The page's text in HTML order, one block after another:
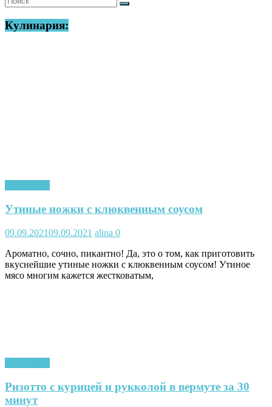
Кулинария:
Утиные ножки с клюквенным соусом
09.09.202109.09.2021 alina 0
Ароматно, сочно, пикантно! Да, это о том, как приготовить
вкуснейшие утиные ножки с клюквенным соусом! Утиное
мясо многим кажется жестковатым,
Ризотто с курицей и рукколой в вермуте за 30
минут